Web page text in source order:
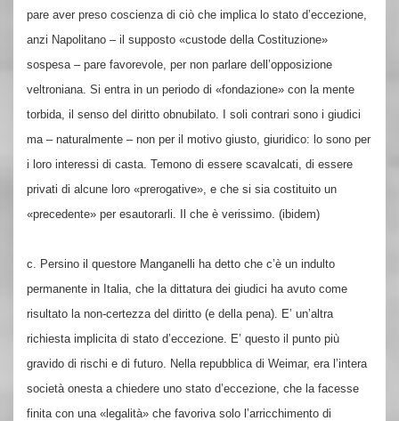
pare aver preso coscienza di ciò che implica lo stato d’eccezione,
anzi Napolitano – il supposto «custode della Costituzione»
sospesa – pare favorevole, per non parlare dell’opposizione
veltroniana. Si entra in un periodo di «fondazione» con la mente
torbida, il senso del diritto obnubilato. I soli contrari sono i giudici
ma – naturalmente – non per il motivo giusto, giuridico: lo sono per
i loro interessi di casta. Temono di essere scavalcati, di essere
privati di alcune loro «prerogative», e che si sia costituito un
«precedente» per esautorarli. Il che è verissimo. (ibidem)
c. Persino il questore Manganelli ha detto che c’è un indulto
permanente in Italia, che la dittatura dei giudici ha avuto come
risultato la non-certezza del diritto (e della pena). E’ un’altra
richiesta implicita di stato d’eccezione. E’ questo il punto più
gravido di rischi e di futuro. Nella repubblica di Weimar, era l’intera
società onesta a chiedere uno stato d’eccezione, che la facesse
finita con una «legalità» che favoriva solo l’arricchimento di